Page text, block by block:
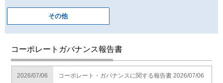
その他
コーポレートガバナンス報告書
2026/07/06 コーポレート・ガバナンスに関する報告書 2026/07/06